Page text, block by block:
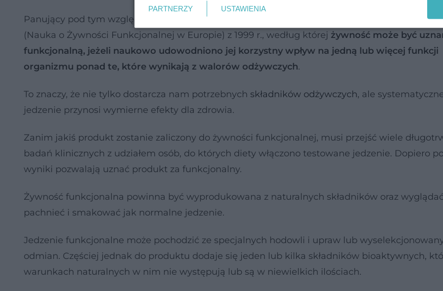
Panujący pod tym względem chaos próbuje uporządkować definicja zamieszczona w raporcie
(Nauka o Żywności Funkcjonalnej w Europie) z 1999 r., według której żywność może być
funkcjonalną, jeżeli naukowo udowodniono jej korzystny wpływ na jedną lub więcej funkcji
organizmu ponad te, które wynikają z walorów odżywczych.
To znaczy, że nie tylko dostarcza nam potrzebnych składników odżywczych, ale
jedzenie przynosi wymierne efekty dla zdrowia.
Zanim jakiś produkt zostanie zaliczony do żywności funkcjonalnej, musi przejść wiele
badań klinicznych z udziałem osób, do których diety włączono testowane jedzenie. Dopiero
wyniki pozwalają uznać produkt za funkcjonalny.
Żywność funkcjonalna powinna być wyprodukowana z naturalnych składników oraz
pachnieć i smakować jak normalne jedzenie.
Jedzenie funkcjonalne może pochodzić ze specjalnych hodowli i upraw lub
odmian. Częściej jednak do produktu dodaje się jeden lub kilka składników bioaktywnych,
warunkach naturalnych w nim nie występują lub są w niewielkich ilościach.
PARTNERZY USTAWIENIA